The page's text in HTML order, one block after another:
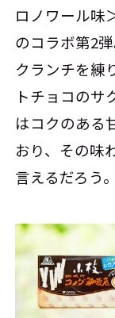
ロノワール味
のコラボ第2
クランチを練
トチョコのサ
はコクのある
おり、その味
言えるだろう。